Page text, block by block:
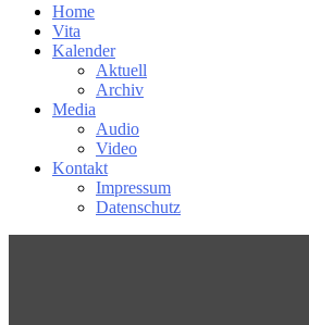
Home
Vita
Kalender
Aktuell
Archiv
Media
Audio
Video
Kontakt
Impressum
Datenschutz